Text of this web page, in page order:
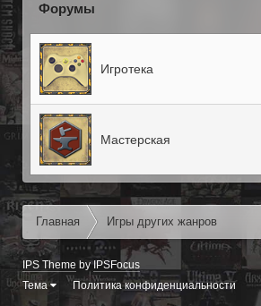
Форумы
Игротека
Мастерская
Главная Игры других жанров
IPS Theme byIPSFocus
Тема
Политика конфиденциальности